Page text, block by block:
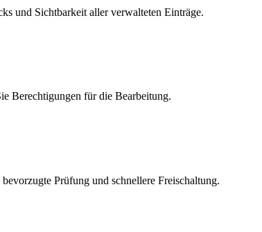
und Sichtbarkeit aller verwalteten Einträge.
Berechtigungen für die Bearbeitung.
Prüfung und schnellere Freischaltung.